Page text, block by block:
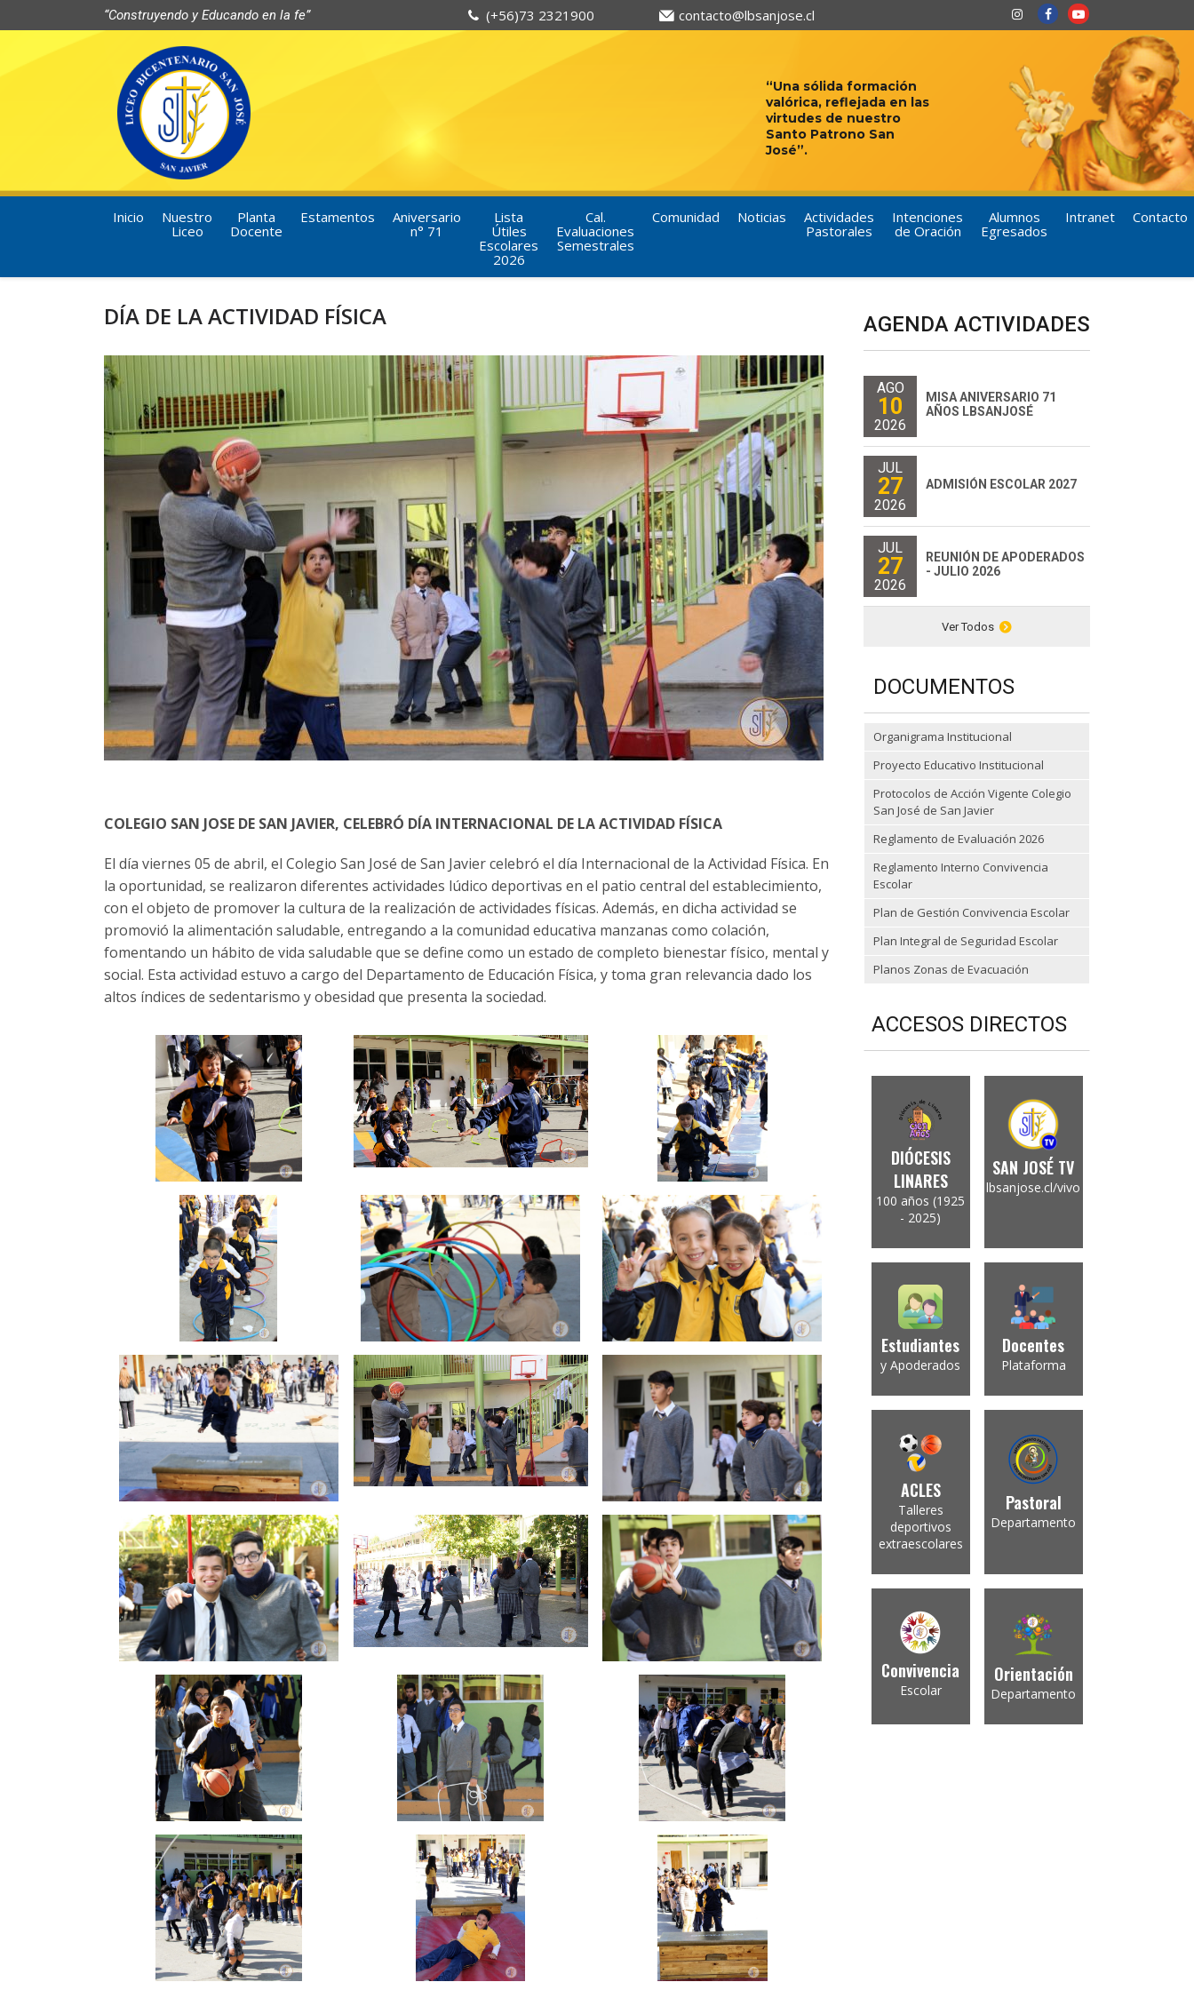
“Construyendo y Educando en la fe” (+56)73 2321900 contacto@lbsanjose.cl
“Una sólida formación
valórica, reflejada en las
virtudes de nuestro
Santo Patrono San
José”.
Inicio
Nuestro
Liceo
Planta
Docente
Estamentos
Aniversario
n° 71
Lista
Útiles
Escolares
2026
Cal.
Evaluaciones
Semestrales
Comunidad Noticias
Actividades
Pastorales
Intenciones
de Oración
Alumnos
Egresados
Intranet Contacto
DÍA DE LA ACTIVIDAD FÍSICA
COLEGIO SAN JOSE DE SAN JAVIER, CELEBRÓ DÍA INTERNACIONAL DE LA ACTIVIDAD FÍSICA
El día viernes 05 de abril, el Colegio San José de San Javier celebró el día Internacional de la Actividad Física. En
la oportunidad, se realizaron diferentes actividades lúdico deportivas en el patio central del establecimiento,
con el objeto de promover la cultura de la realización de actividades físicas. Además, en dicha actividad se
promovió la alimentación saludable, entregando a la comunidad educativa manzanas como colación,
fomentando un hábito de vida saludable que se define como un estado de completo bienestar físico, mental y
social. Esta actividad estuvo a cargo del Departamento de Educación Física, y toma gran relevancia dado los
altos índices de sedentarismo y obesidad que presenta la sociedad.
AGENDA ACTIVIDADES
AGO
10
2026
MISA ANIVERSARIO 71
AÑOS LBSANJOSÉ
JUL
27
2026
ADMISIÓN ESCOLAR 2027
JUL
27
2026
REUNIÓN DE APODERADOS
- JULIO 2026
Ver Todos
DOCUMENTOS
Organigrama Institucional
Proyecto Educativo Institucional
Protocolos de Acción Vigente Colegio
San José de San Javier
Reglamento de Evaluación 2026
Reglamento Interno Convivencia
Escolar
Plan de Gestión Convivencia Escolar
Plan Integral de Seguridad Escolar
Planos Zonas de Evacuación
ACCESOS DIRECTOS
DIÓCESIS
LINARES
100 años (1925
- 2025)
SAN JOSÉ TV
lbsanjose.cl/vivo
Estudiantes
y Apoderados
Docentes
Plataforma
ACLES
Talleres
deportivos
extraescolares
Pastoral
Departamento
Convivencia
Escolar
Orientación
Departamento